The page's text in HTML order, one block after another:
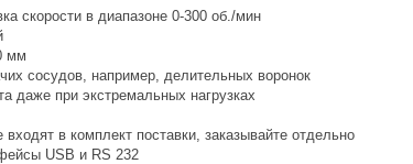
скорости в диапазоне 0-300 об./мин
мм
сосудов, например, делительных воронок
даже при экстремальных нагрузках
входят в комплект поставки, заказывайте отдельно
USB и RS 232